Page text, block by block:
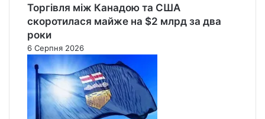
Торгівля між Канадою та США
скоротилася майже на $2 млрд за два
роки
6 Серпня 2026